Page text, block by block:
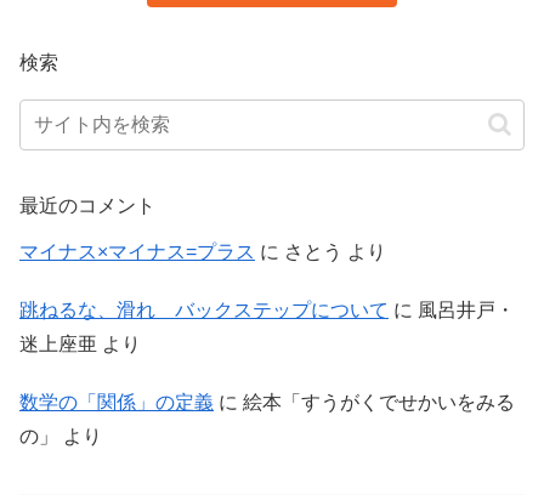
検索
最近のコメント
マイナス×マイナス=プラス に さとう より
跳ねるな、滑れ バックステップについて に 風呂井戸・
迷上座亜 より
数学の「関係」の定義 に 絵本「すうがくでせかいをみる
の」
より